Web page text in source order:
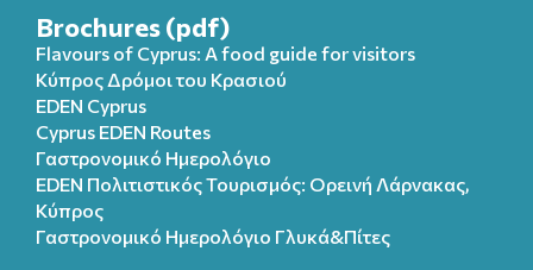
Brochures (pdf)
Flavours of Cyprus: A food guide for visitors
Κύπρος Δρόμοι του Κρασιού
EDEN Cyprus
Cyprus EDEN Routes
Γαστρονομικό Ημερολόγιο
EDEN Πολιτιστικός Τουρισμός: Ορεινή Λάρνακας,
Κύπρος
Γαστρονομικό Ημερολόγιo Γλυκά&Πίτες